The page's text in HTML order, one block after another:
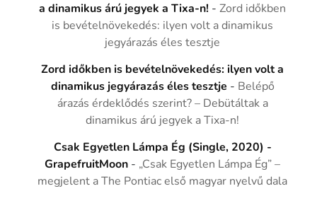
a dinamikus árú jegyek a Tixa-n! -Zord időkben
is bevételnövekedés: ilyen volt a dinamikus
jegyárazás éles tesztje
Zord időkben is bevételnövekedés: ilyen volt a
dinamikus jegyárazás éles tesztje - Belépő
árazás érdeklődés szerint? – Debütáltak a
dinamikus árú jegyek a Tixa-n!
Csak Egyetlen Lámpa Ég (Single, 2020) -
GrapefruitMoon - „Csak Egyetlen Lámpa Ég” –
megjelent a The Pontiac első magyar nyelvű dala